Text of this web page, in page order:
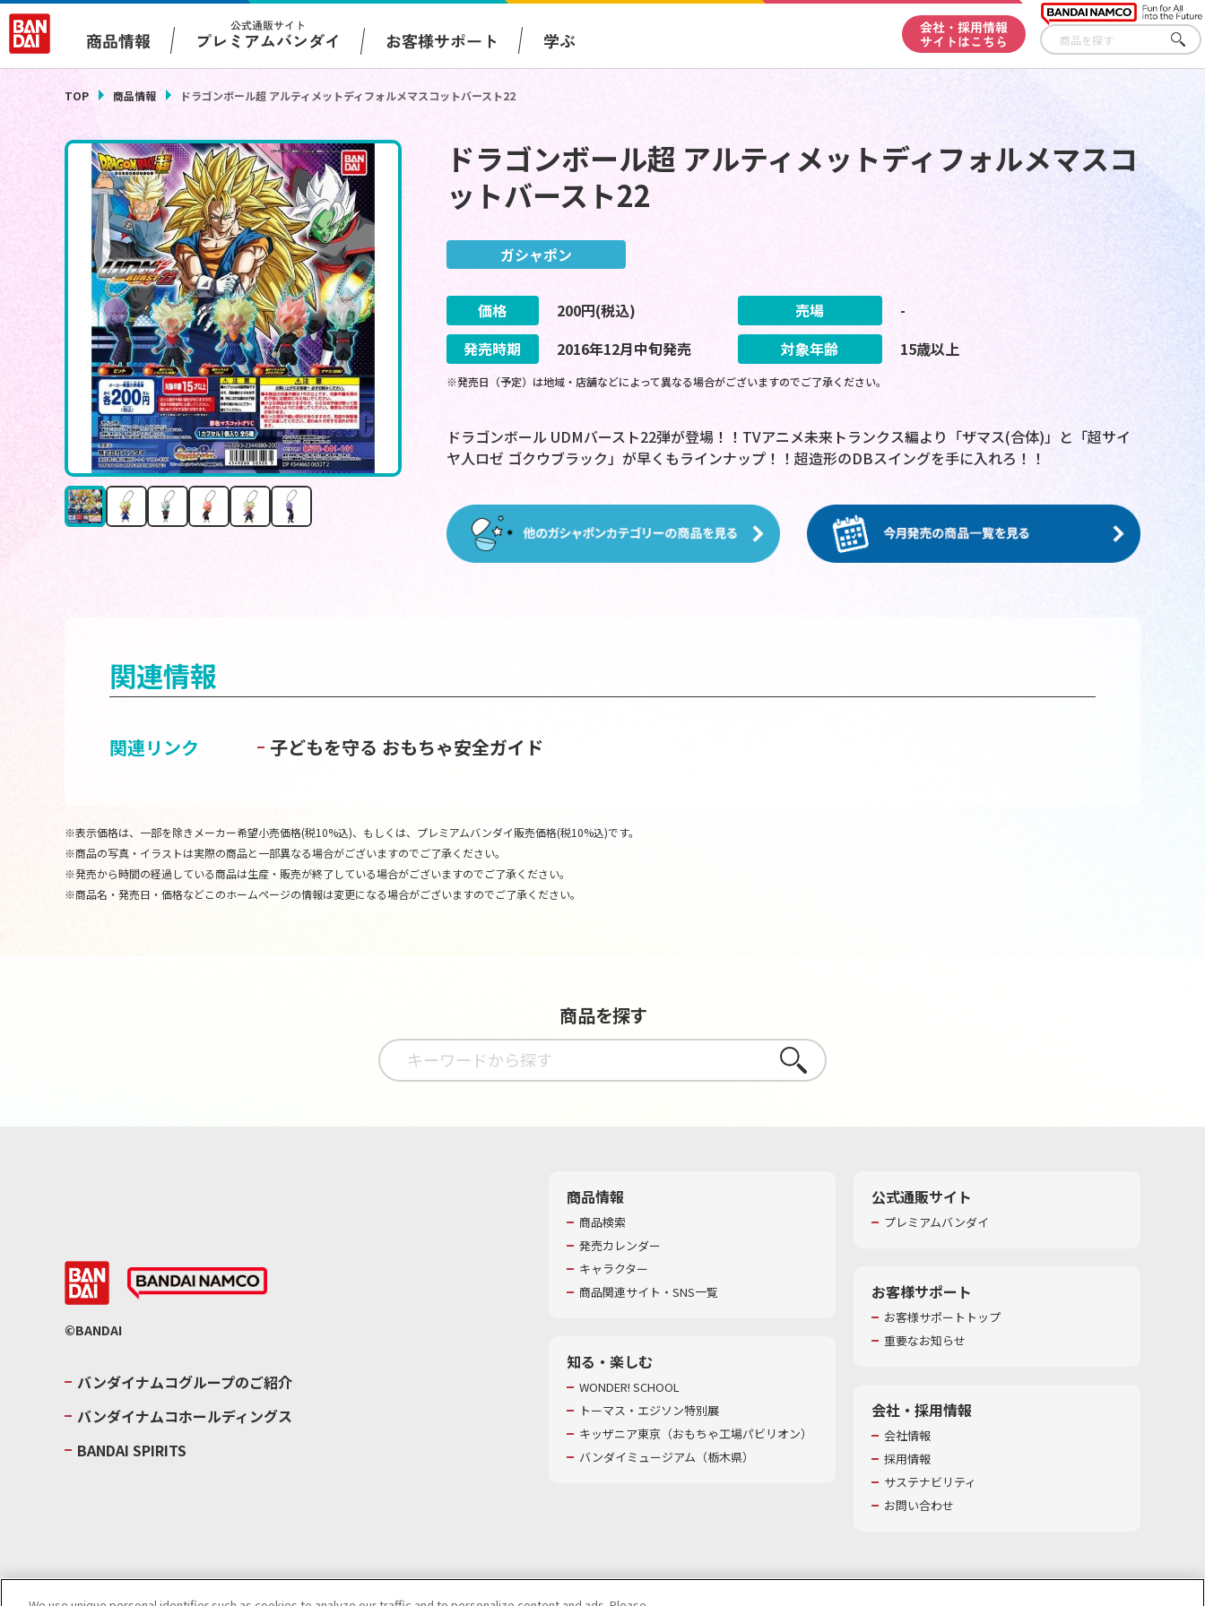
商品情報
公式通販サイト
プレミアムバンダイ お客様サポート 学ぶ
会社・採用情報
サイトはこちら
さが
す
TOP 商品情報 ドラゴンボール超 アルティメットディフォルメマスコットバースト22
ドラゴンボール超 アルティメットディフォルメマスコ
ットバースト22
ガシャポン
価格 200円(税込) 売場
-
発売時期
2016年12月中旬発売 対象年齢 15歳以上
※発売日（予定）は地域・店舗などによって異なる場合がございますのでご了承ください。
ドラゴンボール UDMバースト22弾が登場！！TVアニメ未来トランクス編より「ザマス(合体)」と「超サイ
ヤ人ロゼ ゴクウブラック」が早くもラインナップ！！超造形のDBスイングを手に入れろ！！
関連情報
関連リンク 子どもを守る おもちゃ安全ガイド
※表示価格は、一部を除きメーカー希望小売価格(税10%込)、もしくは、プレミアムバンダイ販売価格(税10%込)です。
※商品の写真・イラストは実際の商品と一部異なる場合がございますのでご了承ください。
※発売から時間の経過している商品は生産・販売が終了している場合がございますのでご了承ください。
※商品名・発売日・価格などこのホームページの情報は変更になる場合がございますのでご了承ください。
商品を探す
さがす
©BANDAI
バンダイナムコグループのご紹介
バンダイナムコホールディングス
BANDAI SPIRITS
商品情報
商品検索
発売カレンダー
キャラクター
商品関連サイト・SNS一覧
知る・楽しむ
WONDER! SCHOOL
トーマス・エジソン特別展
キッザニア東京（おもちゃ工場パビリオン）​
バンダイミュージアム（栃木県）
公式通販サイト
プレミアムバンダイ
お客様サポート
お客様サポートトップ
重要なお知らせ
会社・採用情報
会社情報
採用情報
サステナビリティ
お問い合わせ